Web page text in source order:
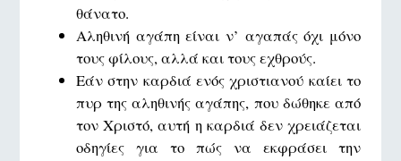
θάνατο.
Αληθινή αγάπη είναι ν’ αγαπάς όχι μόνο
τους φίλους, αλλά και τους εχθρούς.
Εάν στην καρδιά ενός χριστιανού καίει το
πυρ της αληθινής αγάπης, που δώθηκε από
τον Χριστό, αυτή η καρδιά δεν χρειάζεται
οδηγίες για το πώς να εκφράσει την